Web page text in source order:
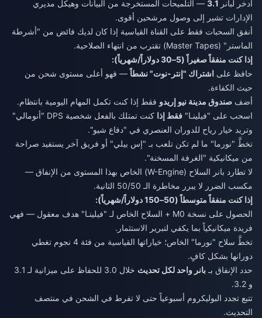
ادخر لبانر 3.1 — التلميحات المستخرجة من البيانات وهيكل مديري
الإدارات تشير إلى وصول مرشحين أقوى.
أنفق السحبات فقط على القناة القياسية إذا كان لديك فائض من "أشرطة
الماستر" (Master Tapes) تقترب من انتهاء الصلاحية.
إذا كنت منفقاً صغيراً (5–30 دولاراً/شهرياً):
حافظ على اشتراك "إنتر-نوت" نشطاً— فهو أعلى مستوى شحن من
حيث الكفاءة.
أضف صندوق مدينة نيو إريدو فقط إذا كنت تكمل المهام اليومية بانتظام.
اسحب على "فيلينـا" فقط إذا
كنت تمتلك بالفعل شخصية DPS "أنومالي"
وتريد خيار رياح للدوران العنصري في "دفاع شيو".
تخطَّ "نورما" ما لم تكن تلعب بـ "إس بيلي" أو فريق آخر يستفيد صراحة
من ميكانيكية "الغرفة المسخنة".
لا تطارد بانر السلاح (W-Engine) الخاص بهذا المستوى من الإنفاق —
مكسب الضرر لا يبرر مخاطرة الـ 50/50 الثانية.
إذا كنت منفقاً متوسطاً (50–150 دولاراً/شهرياً):
الحصول على نسخة M0 + السلاح الخاص لـ "فيلينـا" هدف معقول — فهي
فريدة ميكانيكياً بما يكفي لتبرير الاستثمار.
تخطَّ سلاح "نورما" الخاص؛ خياراتها القياسية من فئة 4 نجوم تغطي
دورانها بشكل كافٍ.
حدد الإنفاق بـ بانر واحد لكل تحديث
خلال 3.0 للحفاظ على ميزانية لـ 3.1
و 3.2.
تتبع تجدد البوليكروم أسبوعياً حتى لا تفرط في الشحن في منتصف
التحديث.